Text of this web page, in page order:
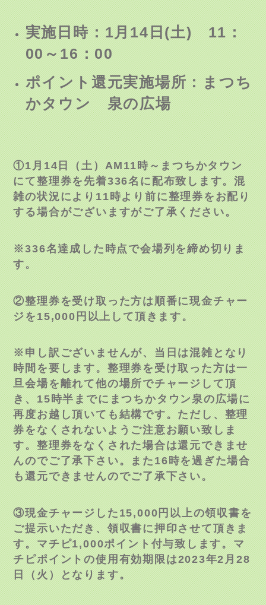
実施日時：1月14日(土) 11：
00～16：00
ポイント還元実施場所：まつち
かタウン 泉の広場
①1月14日（土）AM11時～まつちかタウン
にて整理券を先着336名に配布致します。混
雑の状況により11時より前に整理券をお配り
する場合がございますがご了承ください。
※336名達成した時点で会場列を締め切りま
す。
②整理券を受け取った方は順番に現金チャー
ジを15,000円以上して頂きます。
※申し訳ございませんが、当日は混雑となり
時間を要します。整理券を受け取った方は一
旦会場を離れて他の場所でチャージして頂
き、15時半までにまつちかタウン泉の広場に
再度お越し頂いても結構です。ただし、整理
券をなくされないようご注意お願い致しま
す。整理券をなくされた場合は還元できませ
んのでご了承下さい。また16時を過ぎた場合
も還元できませんのでご了承下さい。
③現金チャージした15,000円以上の領収書を
ご提示いただき、領収書に押印させて頂きま
す。マチピ1,000ポイント付与致します。マ
チピポイントの使用有効期限は2023年2月28
日（火）となります。